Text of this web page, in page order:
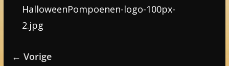
HalloweenPompoenen-logo-100px-
2.jpg
← Vorige